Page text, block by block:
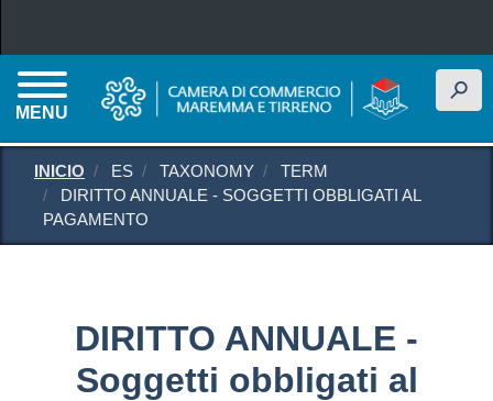
MENU
h
INICIO ES TAXONOMY
TERM
DIRITTO ANNUALE - SOGGETTI OBBLIGATI AL
PAGAMENTO
DIRITTO ANNUALE -
Soggetti obbligati al